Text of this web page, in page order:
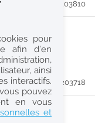
#203810
#203718
pour
afin d’en
ainsi
interactifs.
pouvez
en vous
et